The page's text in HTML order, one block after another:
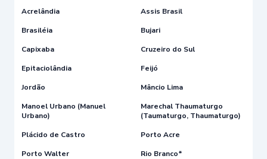
Acrelândia
Assis Brasil
Brasiléia
Bujari
Capixaba
Cruzeiro do Sul
Epitaciolândia
Feijó
Jordão
Mâncio Lima
Manoel Urbano (Manuel
Urbano)
Marechal Thaumaturgo
(Taumaturgo, Thaumaturgo)
Plácido de Castro
Porto Acre
Porto Walter
Rio Branco*